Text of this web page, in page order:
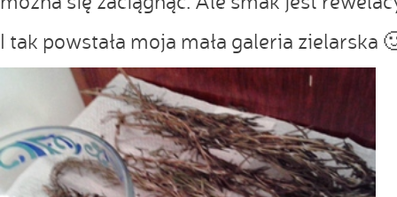
I tak powstała moja mała galeria zielarska